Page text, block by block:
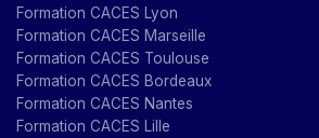
Formation CACES Lyon
Formation CACES Marseille
Formation CACES Toulouse
Formation CACES Bordeaux
Formation CACES Nantes
Formation CACES Lille